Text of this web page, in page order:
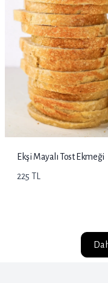
Ekşi Mayalı Tost Ekmeği
225 TL